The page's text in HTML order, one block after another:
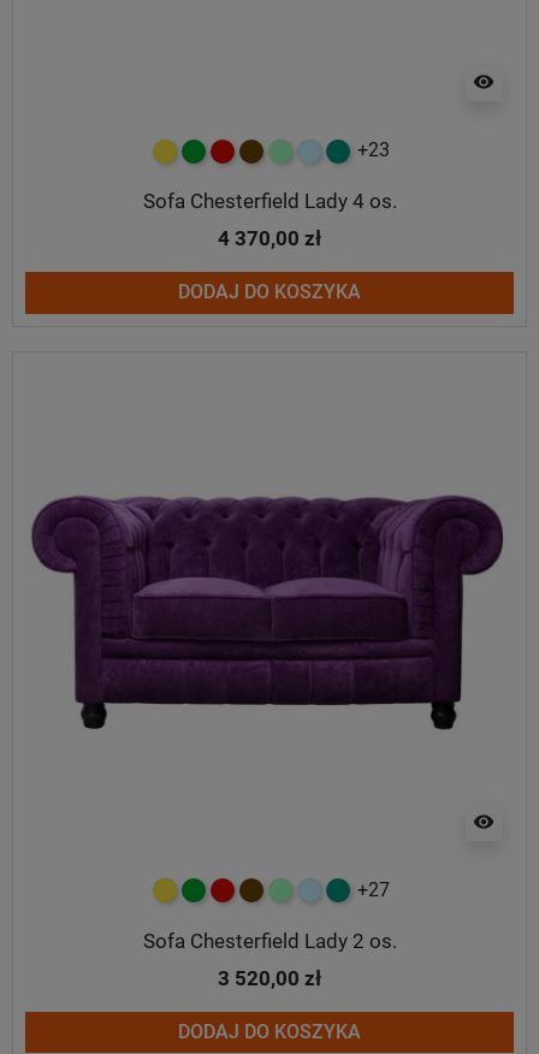
visibility
żółtyzielonyczerwony
czekoladowy
miętowybłękitny
turkusowy
+23
Sofa Chesterfield Lady 4 os.
4 370,00 zł
DODAJ DO KOSZYKA
visibility
żółtyzielonyczerwony
czekoladowy
miętowybłękitny
turkusowy
+27
Sofa Chesterfield Lady 2 os.
3 520,00 zł
DODAJ DO KOSZYKA